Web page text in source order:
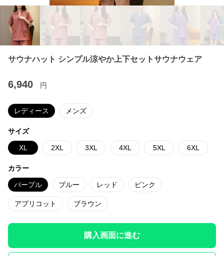
サウナハット シンプル涼やか上下セットサウナウェア
6,940 円
レディース メンズ
サイズ
XL 2XL 3XL 4XL 5XL 6XL
カラー
パープル ブルー レッド ピンク
アプリコット ブラウン
購入画面に進む